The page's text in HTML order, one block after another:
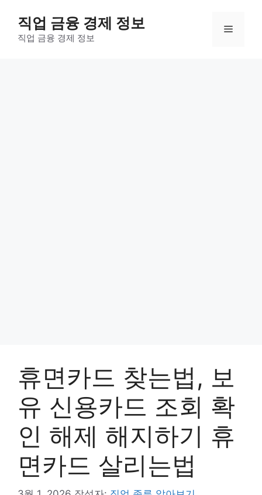
직업 금융 경제 정보
직업 금융 경제 정보
메
휴면카드 찾는법, 보
유 신용카드 조회 확
인 해제 해지하기 휴
면카드 살리는법